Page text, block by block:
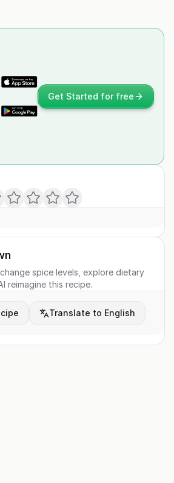
Get Started for free
spice levels, explore dietary
reimagine this recipe.
Translate to English